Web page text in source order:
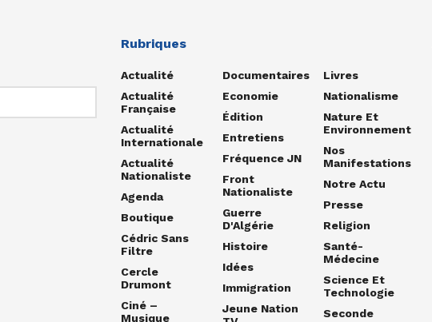
Rubriques
Actualité
Actualité
Française
Actualité
Internationale
Actualité
Nationaliste
Agenda
Boutique
Cédric Sans
Filtre
Cercle
Drumont
Ciné –
Musique
Documentaires
Economie
Édition
Entretiens
Fréquence JN
Front
Nationaliste
Guerre
D'Algérie
Histoire
Idées
Immigration
Jeune Nation
Livres
Nationalisme
Nature Et
Environnement
Nos
Manifestations
Notre Actu
Presse
Religion
Santé-
Médecine
Science Et
Technologie
Seconde